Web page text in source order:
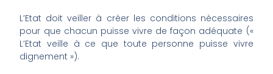
L’Etat doit veiller à créer les conditions nécessaires
pour que chacun puisse vivre de façon adéquate («
L’Etat veille à ce que toute personne puisse vivre
dignement »).